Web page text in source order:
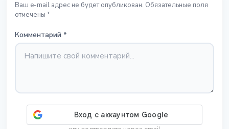
Ваш e-mail адрес не будет опубликован. Обязательные поля
отмечены *
Комментарий *